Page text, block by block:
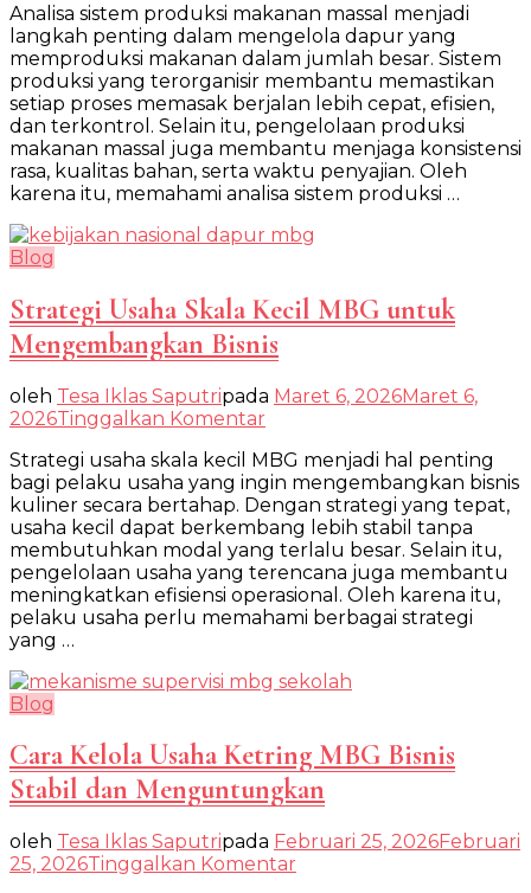
Sistem
Produksi
Makanan
Massal
untuk
Efisiensi
Produksi
Analisa sistem produksi makanan massal menjadi
langkah penting dalam mengelola dapur yang
memproduksi makanan dalam jumlah besar. Sistem
produksi yang terorganisir membantu memastikan
setiap proses memasak berjalan lebih cepat, efisien,
dan terkontrol. Selain itu, pengelolaan produksi
makanan massal juga membantu menjaga konsistensi
rasa, kualitas bahan, serta waktu penyajian. Oleh
karena itu, memahami analisa sistem produksi …
Blog
Strategi Usaha Skala Kecil MBG untuk
Mengembangkan Bisnis
oleh Tesa Iklas Saputripada Maret 6, 2026Maret 6,
2026Tinggalkan Komentar
Usaha
Skala
Kecil
MBG
untuk
Mengembangkan
Bisnis
Strategi usaha skala kecil MBG menjadi hal penting
bagi pelaku usaha yang ingin mengembangkan bisnis
kuliner secara bertahap. Dengan strategi yang tepat,
usaha kecil dapat berkembang lebih stabil tanpa
membutuhkan modal yang terlalu besar. Selain itu,
pengelolaan usaha yang terencana juga membantu
meningkatkan efisiensi operasional. Oleh karena itu,
pelaku usaha perlu memahami berbagai strategi
yang …
Blog
Cara Kelola Usaha Ketring MBG Bisnis
Stabil dan Menguntungkan
oleh Tesa Iklas Saputripada Februari 25, 2026Februari
25, 2026Tinggalkan Komentar